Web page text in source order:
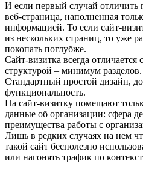
И если первый случай отличить
веб-страница, наполненная
информацией. То если сайт-
из нескольких страниц, то уже
покопать поглубже.
Сайт-визитка всегда
структурой – минимум разделов.
Стандартный простой дизайн,
функциональность.
На сайт-визитку помещают
данные об организации: сфера
преимущества работы с
Лишь в редких случаях на нем
такой сайт бесполезно
или нагонять трафик по